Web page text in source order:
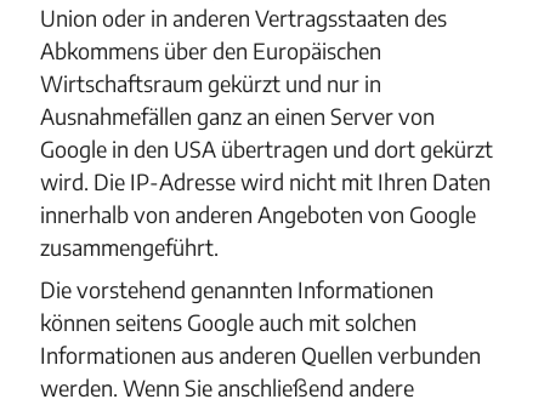
Union oder in anderen Vertragsstaaten des
Abkommens über den Europäischen
Wirtschaftsraum gekürzt und nur in
Ausnahmefällen ganz an einen Server von
Google in den USA übertragen und dort gekürzt
wird. Die IP-Adresse wird nicht mit Ihren Daten
innerhalb von anderen Angeboten von Google
zusammengeführt.
Die vorstehend genannten Informationen
können seitens Google auch mit solchen
Informationen aus anderen Quellen verbunden
werden. Wenn Sie anschließend andere